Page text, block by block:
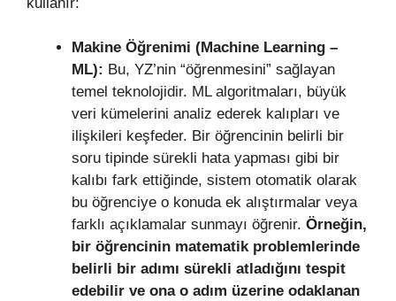
Makine Öğrenimi (Machine Learning –
ML): Bu, YZ’nin “öğrenmesini” sağlayan
temel teknolojidir. ML algoritmaları, büyük
veri kümelerini analiz ederek kalıpları ve
ilişkileri keşfeder. Bir öğrencinin belirli bir
soru tipinde sürekli hata yapması gibi bir
kalıbı fark ettiğinde, sistem otomatik olarak
bu öğrenciye o konuda ek alıştırmalar veya
farklı açıklamalar sunmayı öğrenir. Örneğin,
bir öğrencinin matematik problemlerinde
belirli bir adımı sürekli atladığını tespit
edebilir ve ona o adım üzerine odaklanan